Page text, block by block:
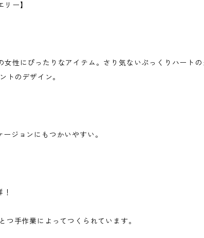
ー】
性にぴったりなアイテム。さり気ないぷっくりハート
トのデザイン。
ジョンにもつかいやすい。
手作業によってつくられています。